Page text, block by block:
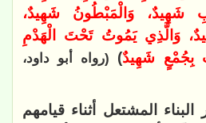
وَالْمَبْطُونُ شَهِيدٌ،
وَالَّذِي يَمُوتُ تَحْتَ الْهَدْمِ
بِجُمْعٍ شَهِيدٌ)
(رواه أبو داود،
المشتعل أثناء قيامهم